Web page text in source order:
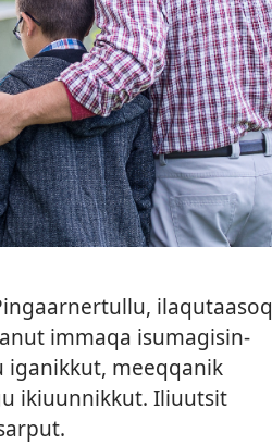
ilaqutaasoq
im­maqa isumagisin­
meeq­qanik
ikiuun­nik­kut. Iliuutsit